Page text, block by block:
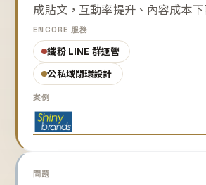
成貼文，互動率提升、內容成本下
ENCORE 服務
鐵粉 LINE 群運營
公私域閉環設計
案例
問題